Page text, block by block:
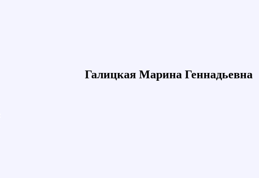
Галицкая Марина Геннадьевна